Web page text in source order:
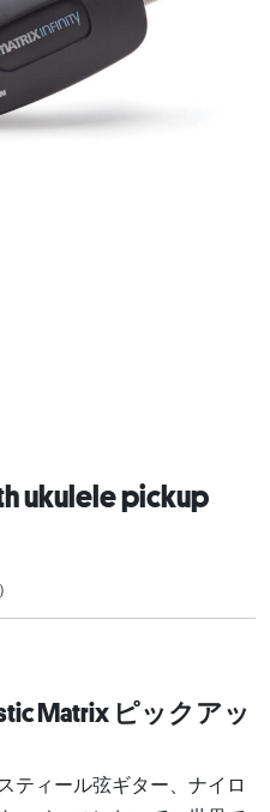
ukulele pickup
Matrix ピックアッ
ティール弦ギター、ナイロ